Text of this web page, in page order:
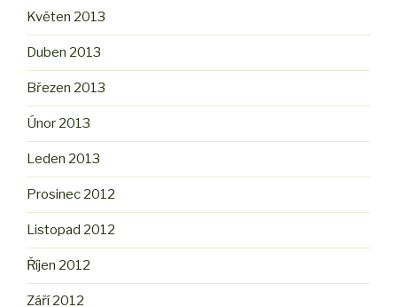
Květen 2013
Duben 2013
Březen 2013
Únor 2013
Leden 2013
Prosinec 2012
Listopad 2012
Říjen 2012
Září 2012